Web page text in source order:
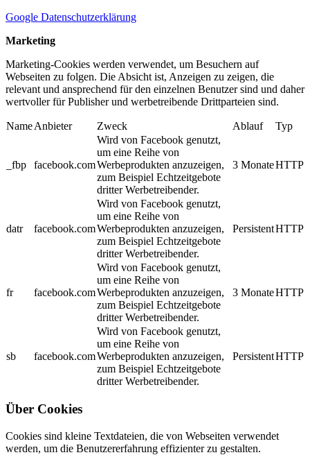
Google Datenschutzerklärung
Marketing
Marketing-Cookies werden verwendet, um Besuchern auf
Webseiten zu folgen. Die Absicht ist, Anzeigen zu zeigen, die
relevant und ansprechend für den einzelnen Benutzer sind und daher
wertvoller für Publisher und werbetreibende Drittparteien sind.
NameAnbieter Zweck Ablauf Typ
_fbp facebook.com
Wird von Facebook genutzt,
um eine Reihe von
Werbeprodukten anzuzeigen,
zum Beispiel Echtzeitgebote
dritter Werbetreibender.
3 MonateHTTP
datr facebook.com
Wird von Facebook genutzt,
um eine Reihe von
Werbeprodukten anzuzeigen,
zum Beispiel Echtzeitgebote
dritter Werbetreibender.
PersistentHTTP
fr facebook.com
Wird von Facebook genutzt,
um eine Reihe von
Werbeprodukten anzuzeigen,
zum Beispiel Echtzeitgebote
dritter Werbetreibender.
3 MonateHTTP
sb facebook.com
Wird von Facebook genutzt,
um eine Reihe von
Werbeprodukten anzuzeigen,
zum Beispiel Echtzeitgebote
dritter Werbetreibender.
PersistentHTTP
Über Cookies
Cookies sind kleine Textdateien, die von Webseiten verwendet
werden, um die Benutzererfahrung effizienter zu gestalten.